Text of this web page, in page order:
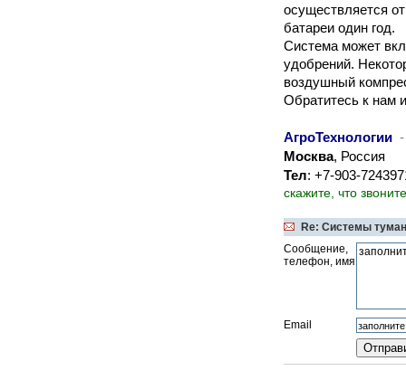
осуществляется
батареи один год.
Система может
удобрений.
воздушный
Обратитесь к нам
АгроТехнологии -
Москва, Россия
Тел: +7-903-
скажите, что
Re: Системы
Сообщение,
телефон, имя
Email